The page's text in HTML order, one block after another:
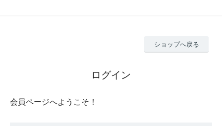
ショップへ戻る
ログイン
会員ページへようこそ！